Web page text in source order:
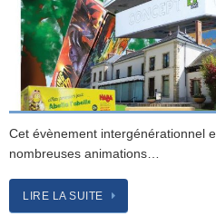
Cet évènement intergénérationnel
nombreuses animations…
LIRE LA SUITE